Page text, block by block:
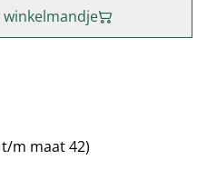
winkelmandje
t/m maat 42)